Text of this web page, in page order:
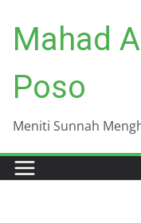
content
Mahad
Poso
Meniti Sunnah